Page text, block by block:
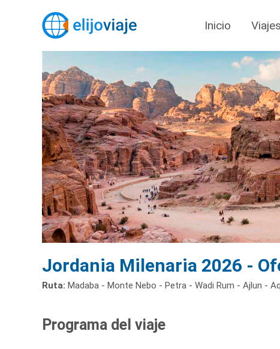
Inicio Viajes
Jordania Milenaria 2026 -
Ruta: Madaba - Monte Nebo - Petra - Wadi Rum - Ajlun -
Programa del viaje